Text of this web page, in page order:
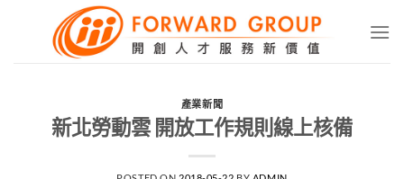
產業新聞
新北勞動雲 開放工作規則線上核備